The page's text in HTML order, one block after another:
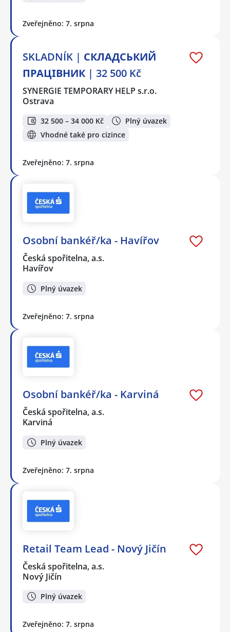
Zveřejněno: 7. srpna
SKLADNÍK | СКЛАДСЬКИЙ
ПРАЦІВНИК | 32 500 Kč
SYNERGIE TEMPORARY HELP s.r.o.
Ostrava
32 500 – 34 000 Kč
Plný úvazek
Vhodné také pro cizince
Zveřejněno: 7. srpna
Osobní bankéř/ka - Havířov
Česká spořitelna, a.s.
Havířov
Plný úvazek
Zveřejněno: 7. srpna
Osobní bankéř/ka - Karviná
Česká spořitelna, a.s.
Karviná
Plný úvazek
Zveřejněno: 7. srpna
Retail Team Lead - Nový Jičín
Česká spořitelna, a.s.
Nový Jičín
Plný úvazek
Zveřejněno: 7. srpna